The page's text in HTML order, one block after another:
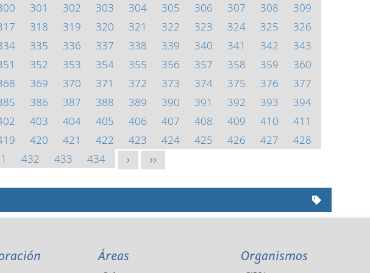
301 302 303 304 305 306 307 308
309
318 319 320 321 322 323 324 325
326
335 336 337 338 339 340 341 342
343
352 353 354 355 356 357 358 359
360
369 370 371 372 373 374 375 376
377
386 387 388 389 390 391 392 393
394
403 404 405 406 407 408 409 410
411
420 421 422 423 424 425 426 427
428
432 433 434 > >>
Áreas Organismos